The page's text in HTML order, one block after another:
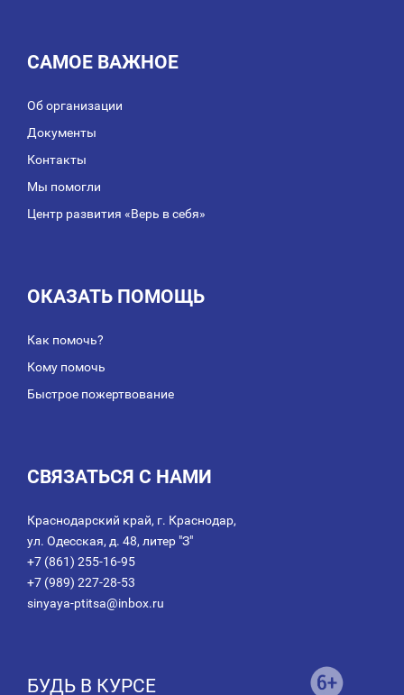
САМОЕ ВАЖНОЕ
Об организации
Документы
Контакты
Мы помогли
Центр развития «Верь в себя»
ОКАЗАТЬ ПОМОЩЬ
Как помочь?
Кому помочь
Быстрое пожертвование
СВЯЗАТЬСЯ С НАМИ
Краснодарский край, г. Краснодар,
ул. Одесская, д. 48, литер "З"
+7 (861) 255-16-95
+7 (989) 227-28-53
sinyaya-ptitsa@inbox.ru
БУДЬ В КУРСЕ